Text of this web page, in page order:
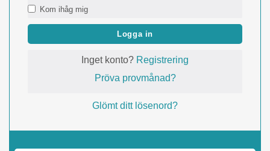
Kom ihåg mig
Logga in
Inget konto? Registrering
Pröva provmånad?
Glömt ditt lösenord?